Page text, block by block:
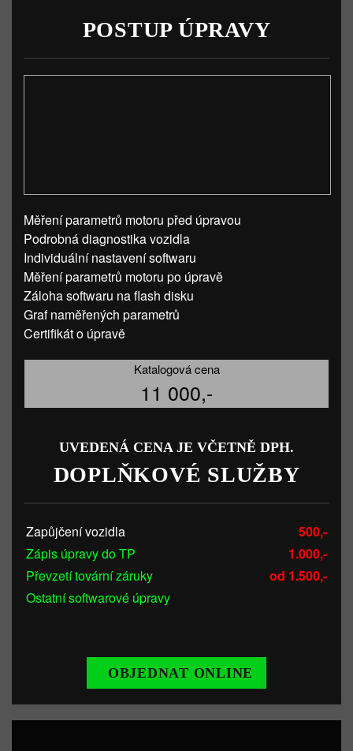
POSTUP ÚPRAVY
Měření parametrů motoru před úpravou
Podrobná diagnostika vozidla
Individuální nastavení softwaru
Měření parametrů motoru po úpravě
Záloha softwaru na flash disku
Graf naměřených parametrů
Certifikát o úpravě
Katalogová cena
11 000,-
UVEDENÁ CENA JE VČETNĚ DPH.
DOPLŇKOVÉ SLUŽBY
Zapůjčení vozidla
500,-
Zápis úpravy do TP
1.000,-
Převzetí tovární záruky
od 1.500,-
Ostatní softwarové úpravy
OBJEDNAT ONLINE